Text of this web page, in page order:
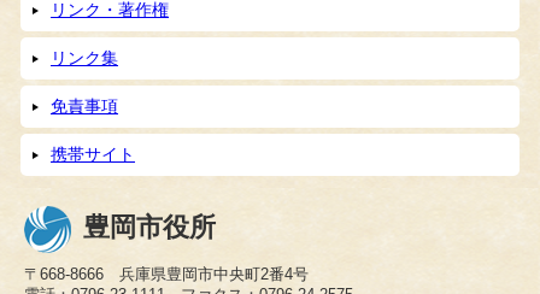
リンク・著作権
リンク集
免責事項
携帯サイト
豊岡市役所
〒668-8666 兵庫県豊岡市中央町2番4号